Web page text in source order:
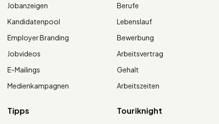
Jobanzeigen
Kandidatenpool
Employer Branding
Jobvideos
E-Mailings
Medienkampagnen
Berufe
Lebenslauf
Bewerbung
Arbeitsvertrag
Gehalt
Arbeitszeiten
Tipps Touriknight